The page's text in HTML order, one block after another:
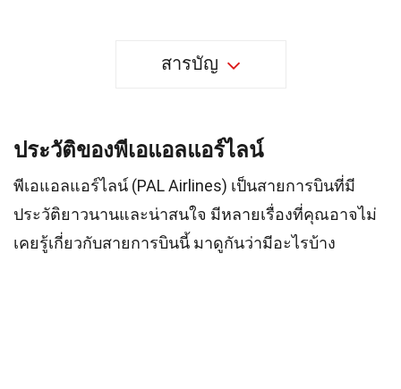
สารบัญ
ประวัติของพีเอแอลแอร์ไลน์
พีเอแอลแอร์ไลน์ (PAL Airlines) เป็นสายการบินที่มี
ประวัติยาวนานและน่าสนใจ มีหลายเรื่องที่คุณอาจไม่
เคยรู้เกี่ยวกับสายการบินนี้ มาดูกันว่ามีอะไรบ้าง